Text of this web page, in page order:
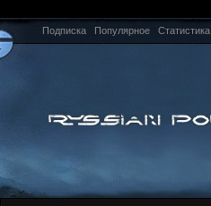
Подписка Популярное Статистика